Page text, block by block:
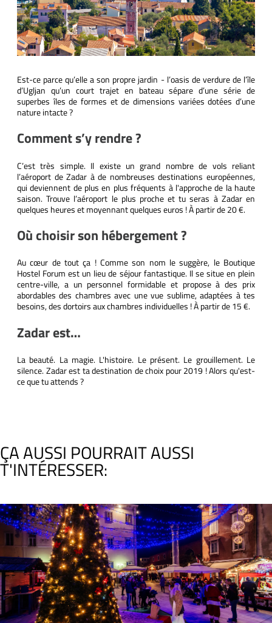
Est-ce parce qu’elle a son propre jardin - l’oasis de verdure de l’île
d’Ugljan qu’un court trajet en bateau sépare d’une série de
superbes îles de formes et de dimensions variées dotées d’une
nature intacte ?
Comment s’y rendre ?
C’est très simple. Il existe un grand nombre de vols reliant
l’aéroport de Zadar à de nombreuses destinations européennes,
qui deviennent de plus en plus fréquents à l'approche de la haute
saison. Trouve l’aéroport le plus proche et tu seras à Zadar en
quelques heures et moyennant quelques euros ! À partir de 20 €.
Où choisir son hébergement ?
Au cœur de tout ça ! Comme son nom le suggère, le Boutique
Hostel Forum est un lieu de séjour fantastique. Il se situe en plein
centre-ville, a un personnel formidable et propose à des prix
abordables des chambres avec une vue sublime, adaptées à tes
besoins, des dortoirs aux chambres individuelles ! À partir de 15 €.
Zadar est…
La beauté. La magie. L'histoire. Le présent. Le grouillement. Le
silence. Zadar est ta destination de choix pour 2019 ! Alors qu'est-
ce que tu attends ?
ÇA AUSSI POURRAIT AUSSI
T'INTÉRESSER: